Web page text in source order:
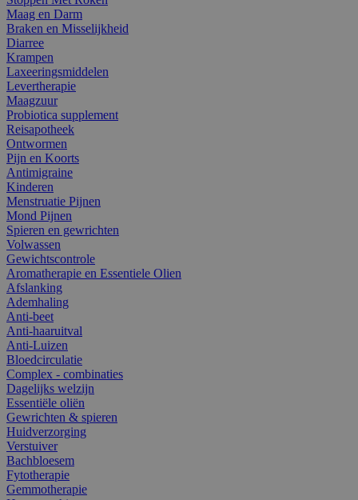
Maag en Darm
Braken en Misselijkheid
Diarree
Krampen
Laxeeringsmiddelen
Levertherapie
Maagzuur
Probiotica supplement
Reisapotheek
Ontwormen
Pijn en Koorts
Antimigraine
Kinderen
Menstruatie Pijnen
Mond Pijnen
Spieren en gewrichten
Volwassen
Gewichtscontrole
Aromatherapie en Essentiele Olien
Afslanking
Ademhaling
Anti-beet
Anti-haaruitval
Anti-Luizen
Bloedcirculatie
Complex - combinaties
Dagelijks welzijn
Essentiële oliën
Gewrichten & spieren
Huidverzorging
Verstuiver
Bachbloesem
Fytotherapie
Gemmotherapie